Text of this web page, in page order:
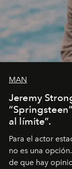
MAN
Jeremy
al límite”.
Para el actor
no es una
de que hay